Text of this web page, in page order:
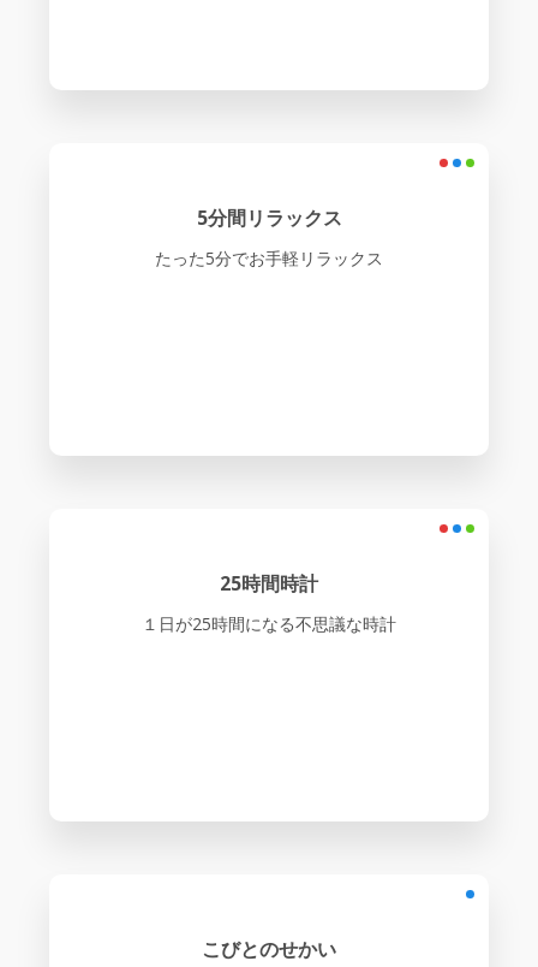
5分間リラックス
たった5分でお手軽リラックス
25時間時計
１日が25時間になる不思議な時計
こびとのせかい